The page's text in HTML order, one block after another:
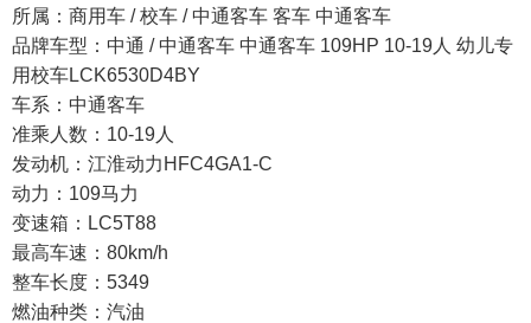
所属：商用车 / 校车 / 中通客车 客车 中通客车
品牌车型：中通 / 中通客车 中通客车 109HP 10-19人 幼儿专
用校车LCK6530D4BY
车系：中通客车
准乘人数：10-19人
发动机：江淮动力HFC4GA1-C
动力：109马力
变速箱：LC5T88
最高车速：80km/h
整车长度：5349
燃油种类：汽油